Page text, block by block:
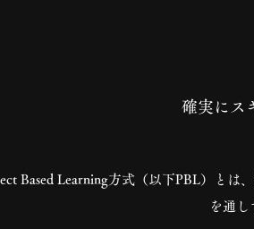
確実にス
Based Learning方式（以下PBL）とは
を通し